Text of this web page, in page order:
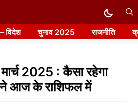
विदेश चुनाव 2025 राजनीति
2025 : कैसा रहेगा
आज के राशिफल में